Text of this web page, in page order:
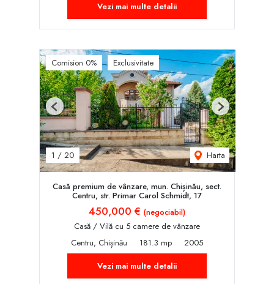
Vezi mai multe detalii
Comision 0% Exclusivitate
1 / 20 Harta
Previous Next
Casă premium de vânzare, mun. Chișinău, sect.
Centru, str. Primar Carol Schmidt, 17
450,000 € (negociabil)
Casă / Vilă cu 5 camere de vânzare
Centru, Chișinău
181.3 mp
2005
Vezi mai multe detalii